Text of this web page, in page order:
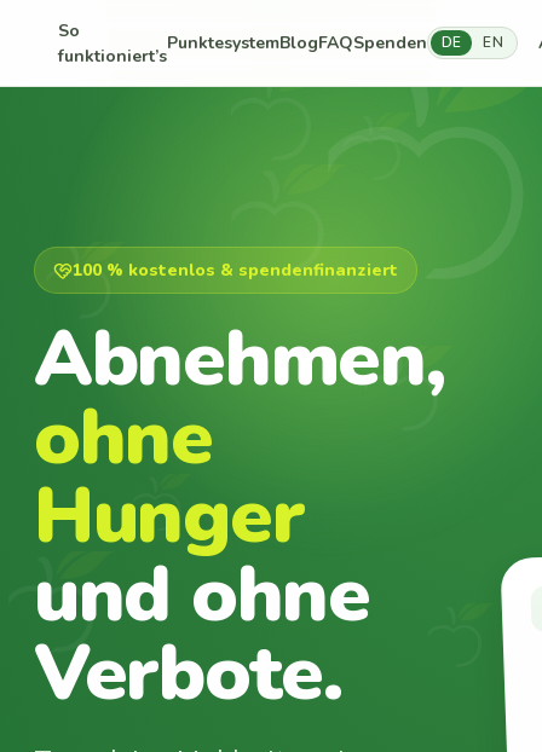
So
funktioniert’s
PunktesystemBlogFAQSpenden DE EN
100 % kostenlos & spendenfinanziert
Abnehmen,
ohne
Hunger
und ohne
Verbote.